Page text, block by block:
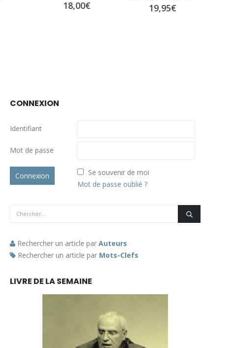
19,95€ 19,00€
CONNEXION
Identifiant
Mot de passe
Se souvenir de moi
Mot de passe oublié ?
Rechercher un article parAuteurs
Rechercher un article par Mots-Clefs
LIVRE DE LA SEMAINE